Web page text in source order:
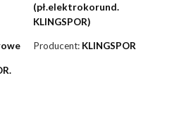
(pł.elektrokorund.
KLINGSPOR)
Producent: KLINGSPOR